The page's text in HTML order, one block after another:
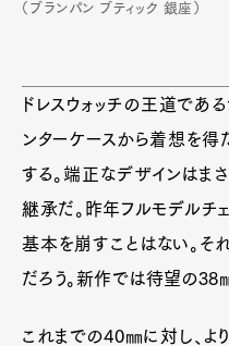
（ブランパン ブティック 銀座）
ドレスウォッチの王道であ
ンターケースから着想を得
する。端正なデザインはまさ
継承だ。昨年フルモデルチ
基本を崩すことはない。そ
だろう。新作では待望の38
これまでの40㎜に対し、よ